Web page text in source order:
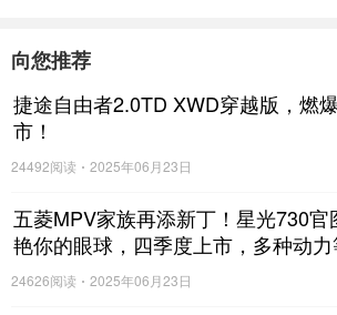
向您推荐
捷途自由者2.0TD XWD穿越版，燃
市！
24492阅读 2025年06月23日
五菱MPV家族再添新丁！星光730官
艳你的眼球，四季度上市，多种动
来选择！
24626阅读 2025年06月23日